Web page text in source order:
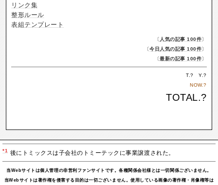
リンク集
整形ルール
表組テンプレート
〔 人気の記事 100件〕
〔今日人気の記事 100件〕
〔最新の記事 100件〕
T.? Y.?
NOW.?
TOTAL.?
*1 後にトミックスは子会社のトミーテックに事業譲渡された。
当Webサイトは個人管理の非営利ファンサイトです。各種関係会社様とは一切関係ございません。
当Webサイトは著作権を侵害する目的は一切ございません。使用している画像の著作権・肖像権等は